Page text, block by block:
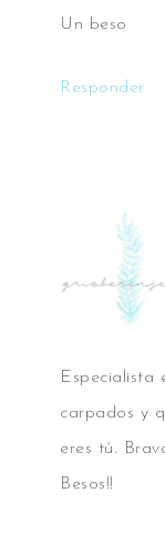
Un beso
Responder
Especialista
carpados y
eres tú.
Besos!!